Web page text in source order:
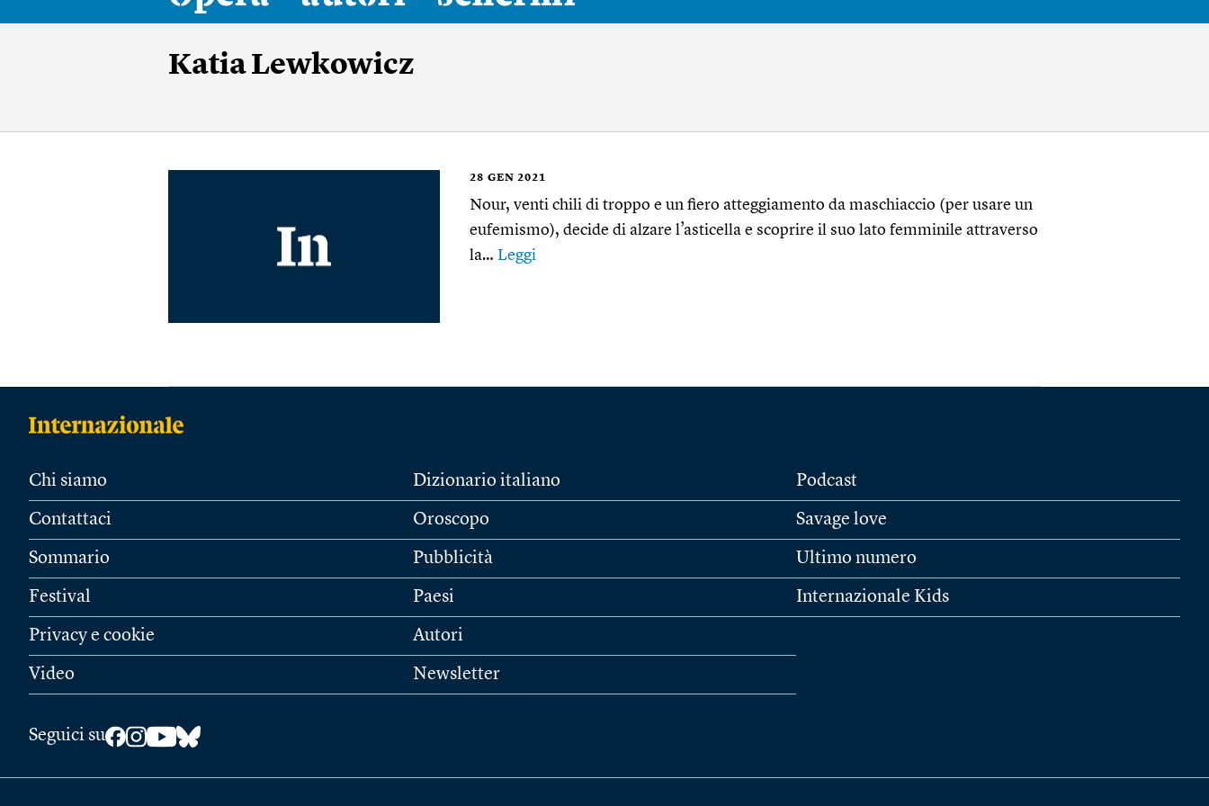
Katia Lewkowicz
28 GEN 2021
Nour, venti chili di troppo e un fiero atteggiamento da maschiaccio (per usare un
eufemismo), decide di alzare l’asticella e scoprire il suo lato femminile attraverso
la… Leggi
Chi siamo
Contattaci
Sommario
Festival
Privacy e cookie
Video
Dizionario italiano
Oroscopo
Pubblicità
Paesi
Autori
Newsletter
Podcast
Savage love
Ultimo numero
Internazionale Kids
Seguici su